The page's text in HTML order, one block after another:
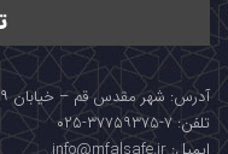
آدرس: شهر مقدس قم – خیابان ۱۹ دی (باجک) – کوچه سوم – فرعی اول
تلفن: ۷-۳۷۷۵۹۳۷۵-۰۲۵